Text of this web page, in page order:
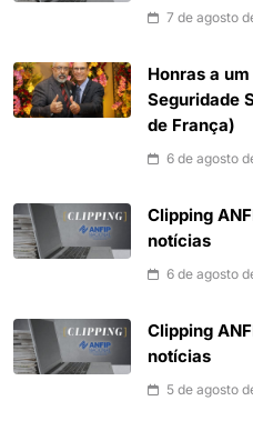
7 de agosto
Honras a
Seguridade
de França)
6 de agosto
Clipping
notícias
6 de agosto
Clipping
notícias
5 de agosto